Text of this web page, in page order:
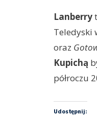
Lanberry
Teledyski
oraz
Kupichą
półroczu
Udostępnij: